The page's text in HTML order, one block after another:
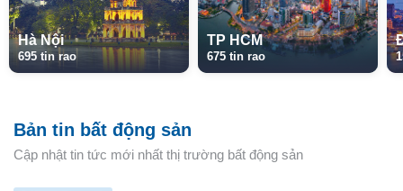
Hà Nội
695 tin rao
TP HCM
675 tin rao
Bản tin bất động sản
Cập nhật tin tức mới nhất thị trường bất động sản